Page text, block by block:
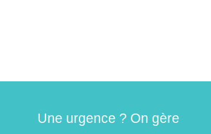
Une urgence ? On gère